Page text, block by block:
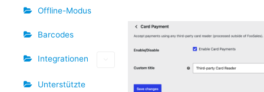
Offline-Modus
Barcodes
Integrationen
Unterstützte